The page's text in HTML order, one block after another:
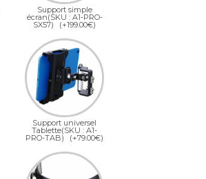
Support simple
écran(SKU : A1-PRO-
SX57) (+199.00€)
Support universel
Tablette(SKU : A1-
PRO-TAB) (+79.00€)